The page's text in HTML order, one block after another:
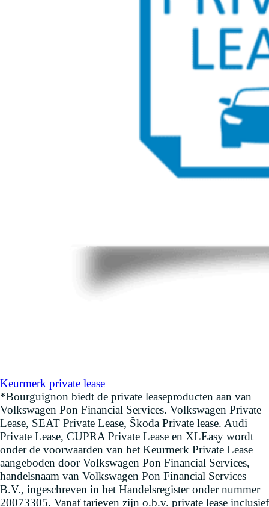
Keurmerk private lease
*Bourguignon biedt de private leaseproducten aan van
Volkswagen Pon Financial Services. Volkswagen Private
Lease, SEAT Private Lease, Škoda Private lease. Audi
Private Lease, CUPRA Private Lease en XLEasy wordt
onder de voorwaarden van het Keurmerk Private Lease
aangeboden door Volkswagen Pon Financial Services,
handelsnaam van Volkswagen Pon Financial Services
B.V., ingeschreven in het Handelsregister onder nummer
20073305. Vanaf tarieven zijn o.b.v. private lease inclusief